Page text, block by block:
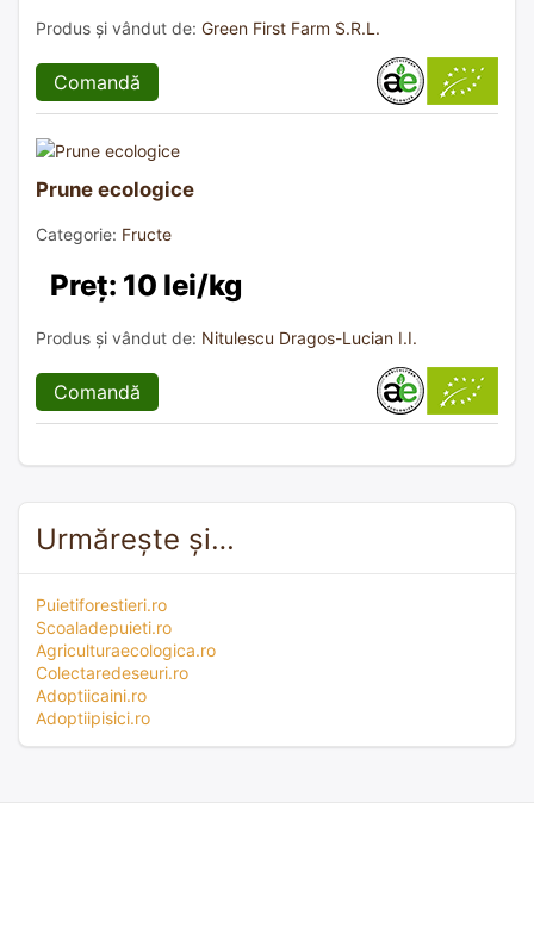
Produs și vândut de: Green First Farm S.R.L.
Comandă
Prune ecologice
Categorie: Fructe
Preț: 10 lei/kg
Produs și vândut de: Nitulescu Dragos-Lucian I.I.
Comandă
Urmărește și…
Puietiforestieri.ro
Scoaladepuieti.ro
Agriculturaecologica.ro
Colectaredeseuri.ro
Adoptiicaini.ro
Adoptiipisici.ro